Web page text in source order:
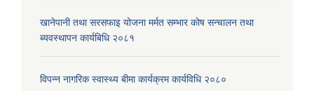
खानेपानी तथा सरसफाइ योजना मर्मत सम्भार कोष सन्चालन तथा
ब्यवस्थापन कार्यबिधि २०८१
विपन्न नागरिक स्वास्थ्य बीमा कार्यक्रम कार्यविधि २०८०